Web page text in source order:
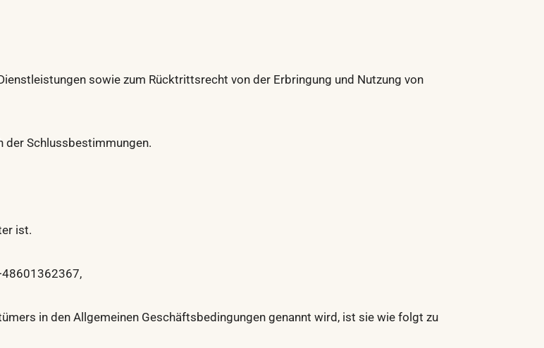
sowie zum Rücktrittsrecht von der Erbringung und Nutzung von
der Schlussbestimmungen.
ist.
in den Allgemeinen Geschäftsbedingungen genannt wird, ist sie wie folgt zu